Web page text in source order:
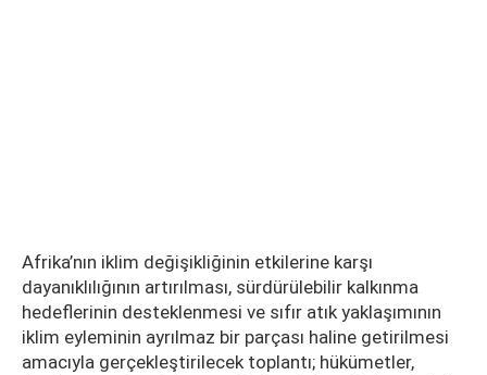
Afrika’nın iklim değişikliğinin etkilerine karşı
dayanıklılığının artırılması, sürdürülebilir kalkınma
hedeflerinin desteklenmesi ve sıfır atık yaklaşımının
iklim eyleminin ayrılmaz bir parçası haline getirilmesi
amacıyla gerçekleştirilecek toplantı; hükümetler,